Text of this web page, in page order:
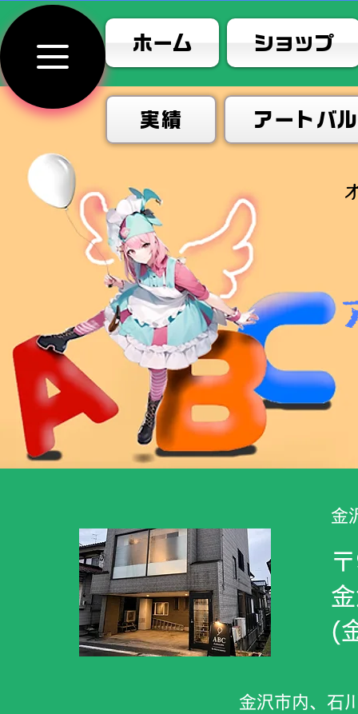
ホーム ショップ
実績 アートバ
金
​(
金沢市内、石